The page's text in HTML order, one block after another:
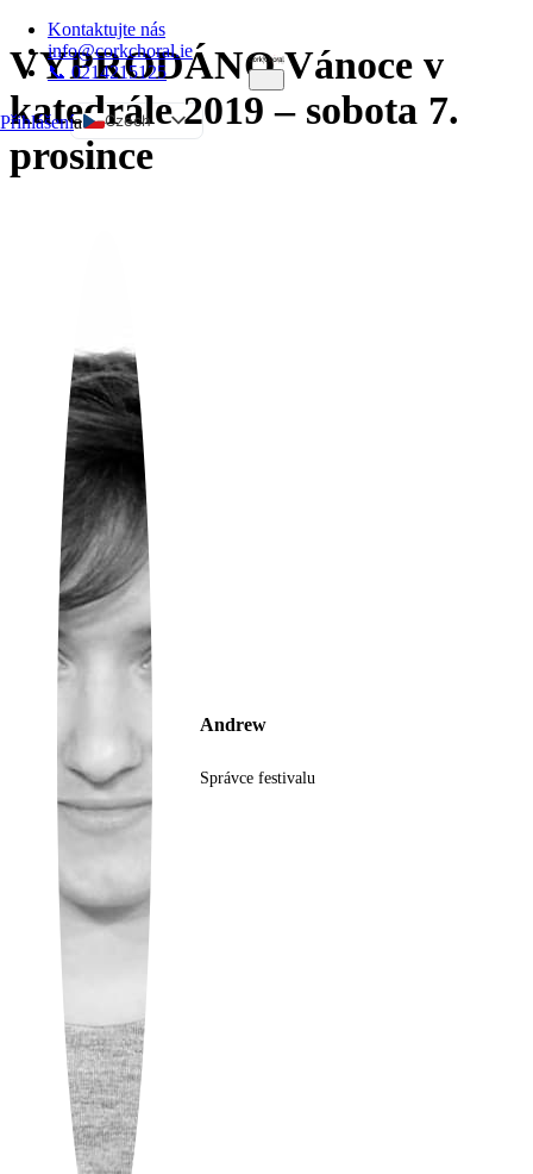
Kontaktujte nás
info@corkchoral.ie
📞 0214215125
Přihlášenía
Czech
English
Estonian
French
Hungarian
Italian
Polish
Portuguese
Ukrainian
VYPRODÁNO Vánoce v
katedrále 2019 – sobota 7.
prosince
Andrew
Správce festivalu